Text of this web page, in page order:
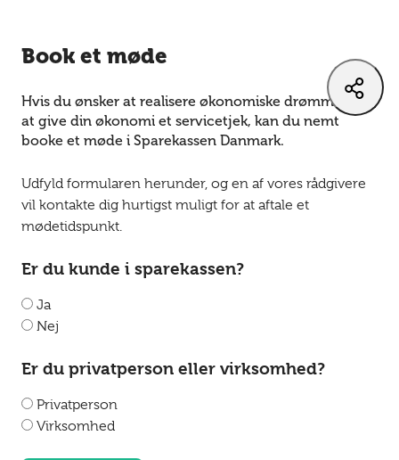
Book et møde
Hvis du ønsker at realisere økonomiske drømme eller
at give din økonomi et servicetjek, kan du nemt
booke et møde i Sparekassen Danmark.
Udfyld formularen herunder, og en af vores rådgivere
vil kontakte dig hurtigst muligt for at aftale et
mødetidspunkt.
Er du kunde i sparekassen?
Ja
Nej
Er du privatperson eller virksomhed?
Privatperson
Virksomhed